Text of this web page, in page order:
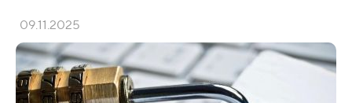
09.11.2025